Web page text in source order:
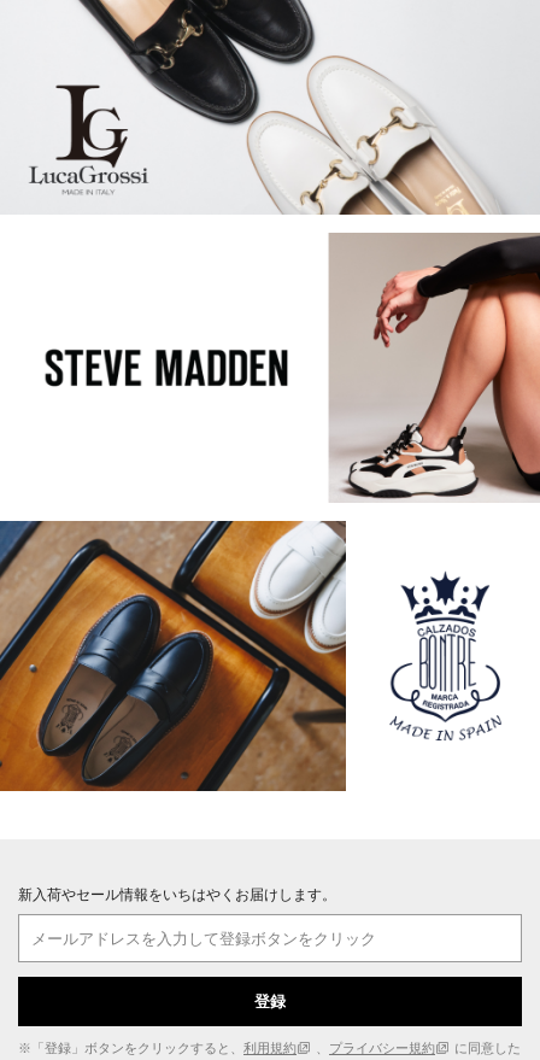
新入荷やセール情報をいちはやくお届けします。
登録
※「登録」ボタンをクリックすると、 利用規約 プライバシー規約
に同意した